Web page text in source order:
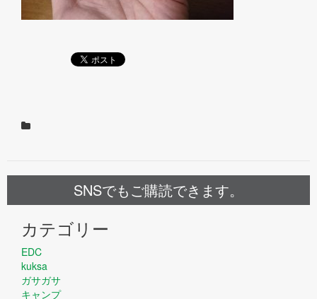
SNSでもご購読できます。
カテゴリー
EDC
kuksa
ガサガサ
キャンプ